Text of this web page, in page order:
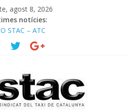
agost 8, 2026
notícies:
STAC – ATC
la reunión con los Mossos d
Barcelona.
29.07.2026 en COOLTURA FM.
TÈCNICA PARA MEJORAR LA
EN EL PUERTO DE BARCELONA.
22.07.2026 en COOLTURA FM.